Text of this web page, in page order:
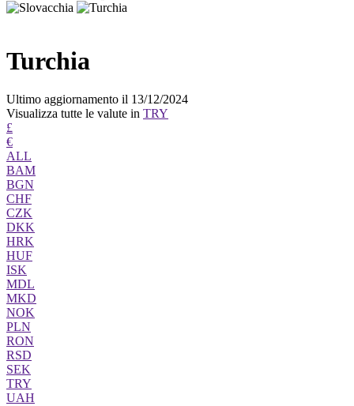
Turchia
Ultimo aggiornamento il 13/12/2024
Visualizza tutte le valute in TRY
£
€
ALL
BAM
BGN
CHF
CZK
DKK
HRK
HUF
ISK
MDL
MKD
NOK
PLN
RON
RSD
SEK
TRY
UAH